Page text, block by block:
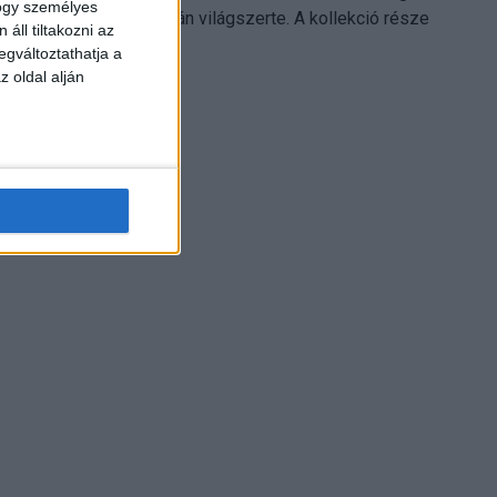
személyes
áll tiltakozni az
a
oldal alján
Electronics platformján világszerte. A kollekció része
Leonardo...